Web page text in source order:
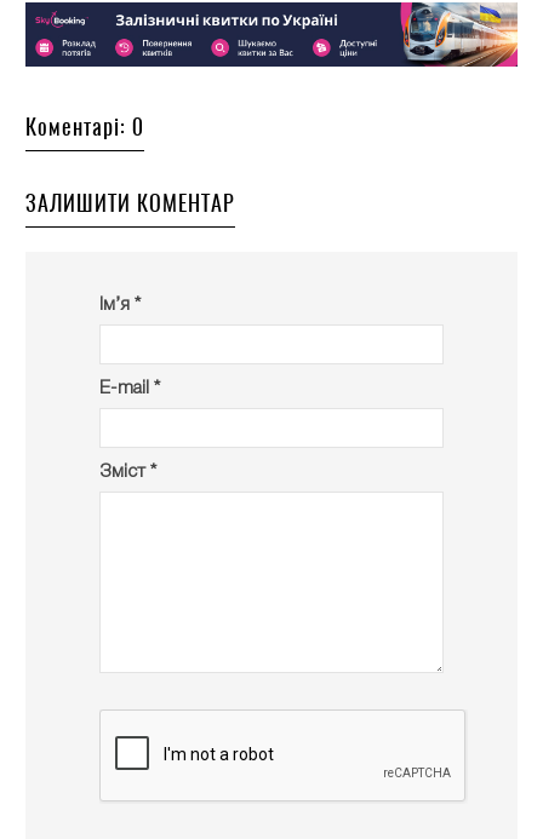
Коментарі: 0
ЗАЛИШИТИ КОМЕНТАР
Ім’я *
E-mail *
Зміст *